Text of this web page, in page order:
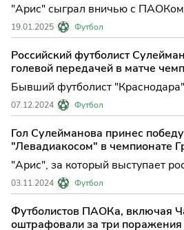
"Арис" сыграл вничью с
19-го тура чемпионата Греции
которое прошло в воскресенье
закончилось со счетом 0:0. Росс...
19.01.2025 Футбол
Российский футболист
голевой передачей в матче
Бывший футболист
Сулейманов отметился голевой
"Арису" обыграть дома
тура чемпионата Греции.
07.12.2024 Футбол
Гол Сулейманова принес
"Левадиакосом" в чемпионате
"Арис", за который выступает
Магомед-Шапи Сулейманов,
домашнем матче 10-го тура
Встреча, которая прошла в в...
03.11.2024 Футбол
Футболистов ПАОКа, включая
оштрафовали за три